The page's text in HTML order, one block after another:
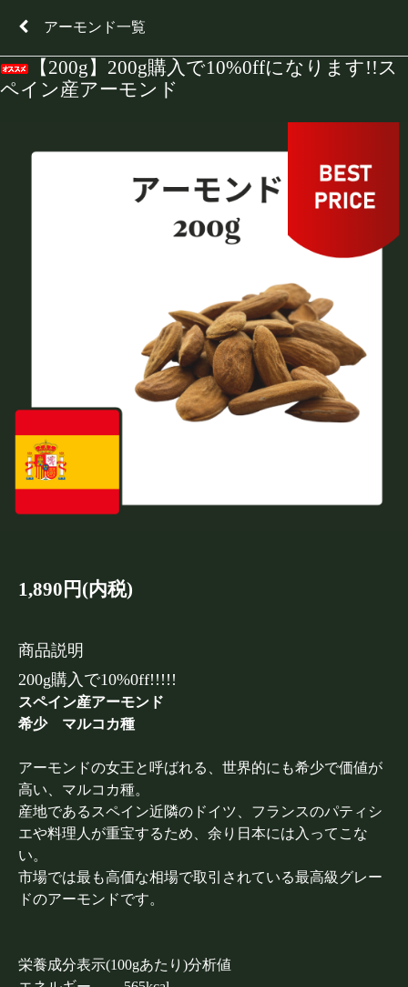
アーモンド一覧
【200g】200g購入で10%0ffになります!!ス
ペイン産アーモンド
1,890円(内税)
商品説明
200g購入で10%0ff!!!!!
スペイン産アーモンド
希少 マルコカ種
アーモンドの女王と呼ばれる、世界的にも希少で価値が
高い、マルコカ種。
産地であるスペイン近隣のドイツ、フランスのパティシ
エや料理人が重宝するため、余り日本には入ってこな
い。
市場では最も高価な相場で取引されている最高級グレー
ドのアーモンドです。
栄養成分表示(100gあたり)分析値